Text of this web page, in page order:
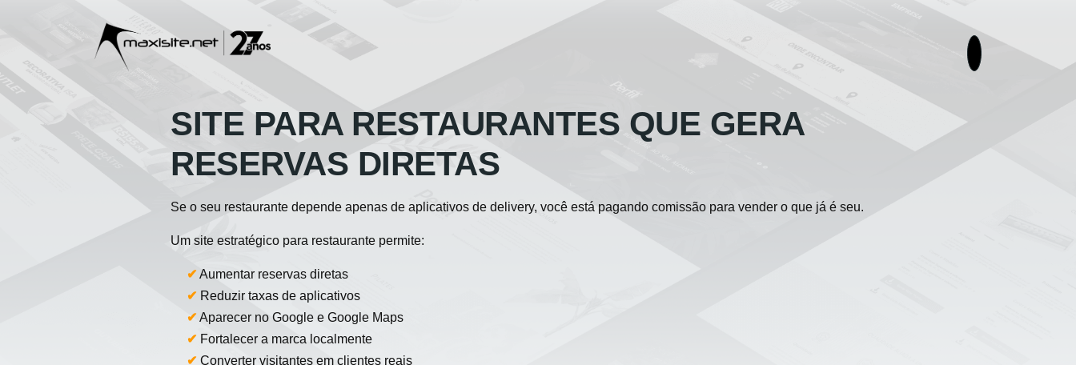
SITE PARA RESTAURANTES QUE GERA
RESERVAS DIRETAS
Se o seu restaurante depende apenas de aplicativos de delivery, você está pagando comissão para vender o que já é seu.
Um site estratégico para restaurante permite:
✔ Aumentar reservas diretas
✔ Reduzir taxas de aplicativos
✔Aparecer no Google e Google Maps
✔ Fortalecer a marca localmente
✔ Converter visitantes em clientes reais